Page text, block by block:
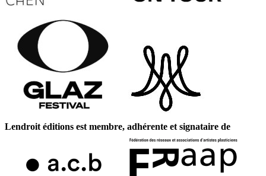
Lendroit éditions est membre, adhérente et signataire de